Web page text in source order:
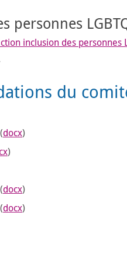
personnes
inclusion des personnes
du
(docx)
)
(docx)
(docx)